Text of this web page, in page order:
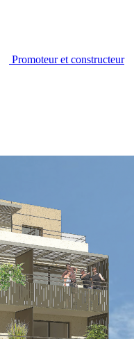
Promoteur et constructeur